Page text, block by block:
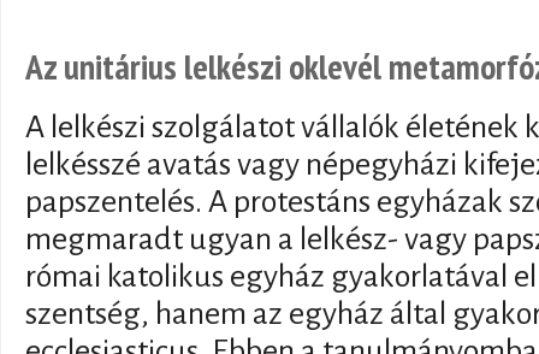
Az unitárius lelkészi oklevél
A lelkészi szolgálatot vállalók életének
lelkésszé avatás vagy népegyházi
papszentelés. A protestáns egyházak
megmaradt ugyan a lelkész- vagy
római katolikus egyház gyakorlatával
szentség, hanem az egyház által